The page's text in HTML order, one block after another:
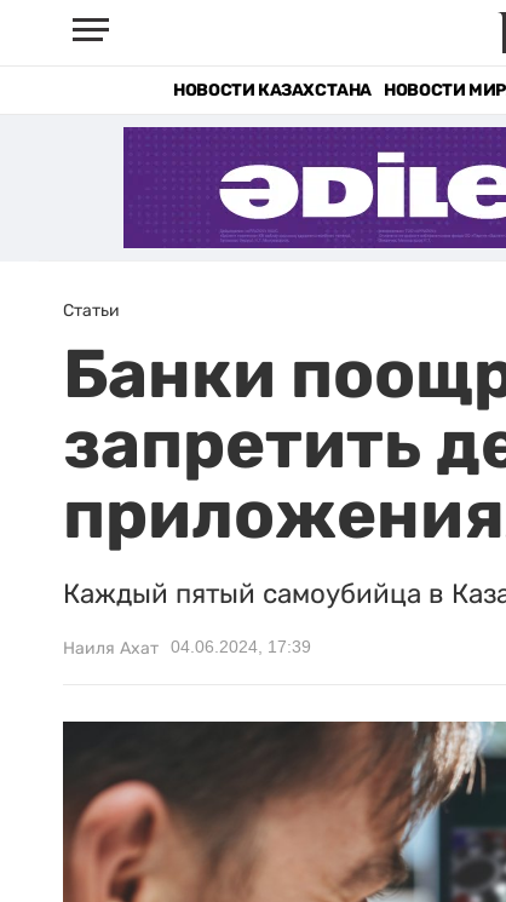
НОВОСТИ КАЗАХСТАНА НОВОСТИ
Статьи
Банки
запретить
Каждый пятый самоубийца в
Наиля Ахат 04.06.2024, 17:39